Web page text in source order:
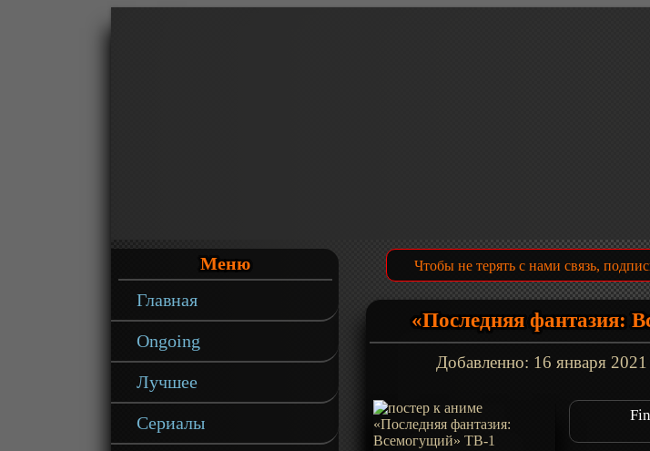
Меню
Главная
Ongoing
Лучшее
Сериалы
Чтобы не терять с нами связь,
«Последняя фантазия:
Добавленно: 16 января 2021